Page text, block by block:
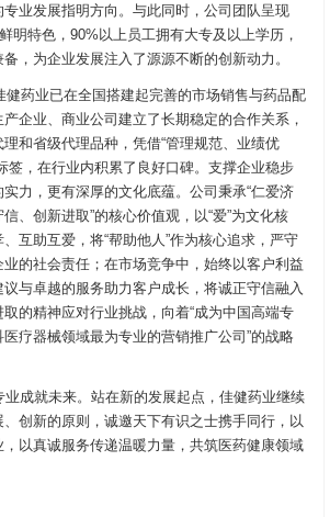
业发展指明方向。与此同时，公司团队呈现
明特色，90%以上员工拥有大专及以上学历，
，为企业发展注入了源源不断的创新动力。
健药业已在全国搭建起完善的市场销售与药品配
企业、商业公司建立了长期稳定的合作关系，
和省级代理品种，凭借“管理规范、业绩优
签，在行业内积累了良好口碑。支撑企业稳步
力，更有深厚的文化底蕴。公司秉承“仁爱济
、创新进取”的核心价值观，以“爱”为文化核
互助互爱，将“帮助他人”作为核心追求，严守
的社会责任；在市场竞争中，始终以客户利益
与卓越的服务助力客户成长，将诚正守信融入
的精神应对行业挑战，向着“成为中国高端专
疗器械领域最为专业的营销推广公司”的战略
业成就未来。站在新的发展起点，佳健药业继续
创新的原则，诚邀天下有识之士携手同行，以
以真诚服务传递温暖力量，共筑医药健康领域